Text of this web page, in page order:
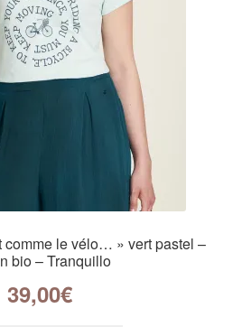
comme le vélo… » vert pastel –
bio – Tranquillo
39,00€